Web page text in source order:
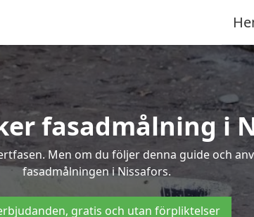
fasadmålning i
Men om du följer denna guide och
fasadmålningen i Nissafors.
gratis och utan förpliktelser